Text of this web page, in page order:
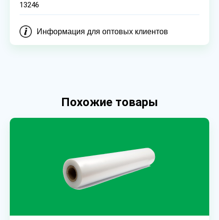
13246
Информация для оптовых клиентов
Похожие товары